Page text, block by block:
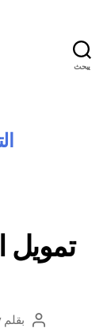
يبحث
تمويل
مؤلفبقلم